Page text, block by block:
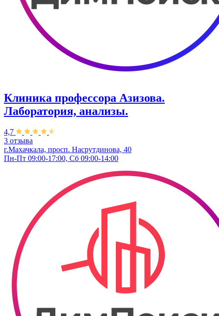
Клиника профессора Азизова.
Лаборатория, анализы.
4,7
3 отзыва
г.Махачкала, просп. Насрутдинова, 40
Пн-Пт 09:00-17:00, Сб 09:00-14:00